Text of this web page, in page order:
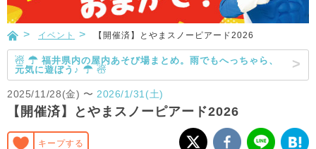
イベント 【開催済】とやまスノーピアード2026
☃ ☂ 福井県内の屋内あそび場まとめ。雨でもへっちゃら、
元気に遊ぼう♪ ☂ ☃
2025/11/28(金) 〜 2026/1/31(土)
【開催済】とやまスノーピアード2026
キープする